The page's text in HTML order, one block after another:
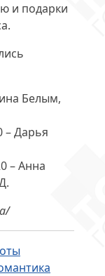
и подарки
Белым,
– Дарья
– Анна